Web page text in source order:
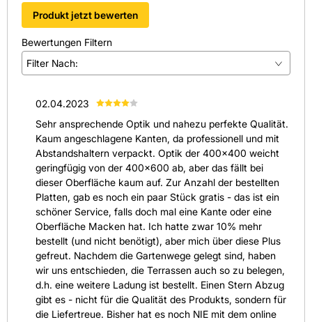
Schnittstellen wie OCI und IDS ermöglichen eine
unkomplizierte Bestellabwicklung und sparen Zeit sowie
Kosten bei Projektbestellungen.
Bei Fragen steht der Kundenservice zur Verfügung und
unterstützt bei Produktwahl und Verlegeplanung.
GMBH für den Poolbereich geeignet?
Ja, die Platte ist frost- und tausalzbeständig und bietet mit
R11 erhöhte Trittsicherheit.
Welche Pflege braucht die Terrassenplatte FIAMATA von
BRAUN BETON GMBH?
Dank der Premium Imprägnierung genügt regelmäßiges
Kehren und bei Bedarf eine schonende Reinigung mit
Wasser und pH-neutralem Reiniger.
Produkt jetzt bewerten
Bewertungen Filtern
Filter Nach:
0
(0
(0
Alle anzeigen
(1
02.04.2023
Sehr ansprechende Optik und nahezu perfekte Qualität.
Kaum angeschlagene Kanten, da professionell und mit
Abstandshaltern verpackt. Optik der 400x400 weicht
geringfügig von der 400x600 ab, aber das fällt bei
dieser Oberfläche kaum auf. Zur Anzahl der bestellten
Platten, gab es noch ein paar Stück gratis - das ist ein
schöner Service, falls doch mal eine Kante oder eine
Oberfläche Macken hat. Ich hatte zwar 10% mehr
bestellt (und nicht benötigt), aber mich über diese Plus
gefreut. Nachdem die Gartenwege gelegt sind, haben
wir uns entschieden, die Terrassen auch so zu belegen,
d.h. eine weitere Ladung ist bestellt. Einen Stern Abzug
gibt es - nicht für die Qualität des Produkts, sondern für
die Liefertreue. Bisher hat es noch NIE mit dem online